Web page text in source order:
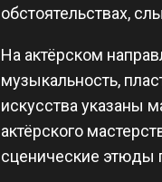
обстоятельствах,
На актёрском
музыкальность,
искусства указаны
актёрского
сценические этюды